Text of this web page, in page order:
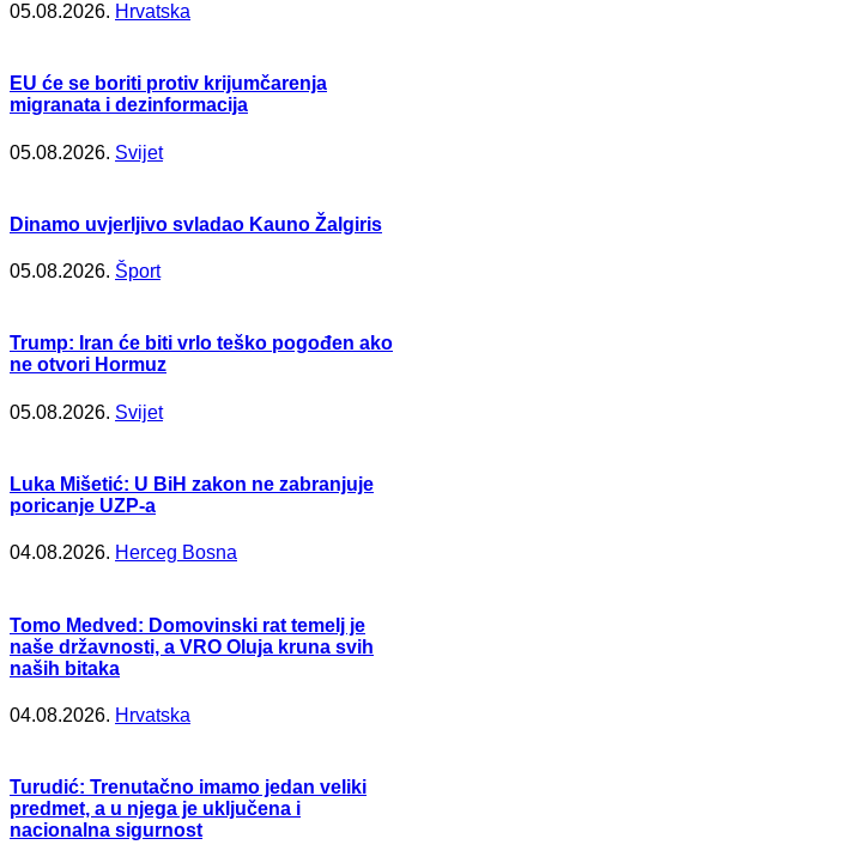
05.08.2026. Hrvatska
EU će se boriti protiv krijumčarenja
migranata i dezinformacija
05.08.2026. Svijet
Dinamo uvjerljivo svladao Kauno Žalgiris
05.08.2026. Šport
Trump: Iran će biti vrlo teško pogođen ako
ne otvori Hormuz
05.08.2026. Svijet
Luka Mišetić: U BiH zakon ne zabranjuje
poricanje UZP-a
04.08.2026. Herceg Bosna
Tomo Medved: Domovinski rat temelj je
naše državnosti, a VRO Oluja kruna svih
naših bitaka
04.08.2026. Hrvatska
Turudić: Trenutačno imamo jedan veliki
predmet, a u njega je uključena i
nacionalna sigurnost